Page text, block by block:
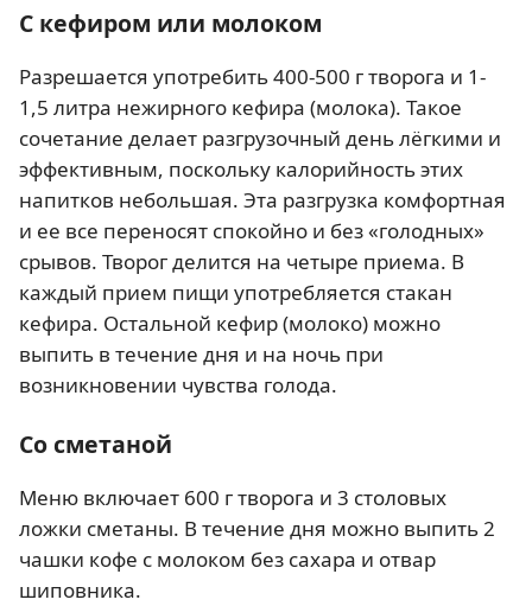
С кефиром или молоком
Разрешается употребить 400-500 г творога и 1-
1,5 литра нежирного кефира (молока). Такое
сочетание делает разгрузочный день лёгкими и
эффективным, поскольку калорийность этих
напитков небольшая. Эта разгрузка комфортная
и ее все переносят спокойно и без «голодных»
срывов. Творог делится на четыре приема. В
каждый прием пищи употребляется стакан
кефира. Остальной кефир (молоко) можно
выпить в течение дня и на ночь при
возникновении чувства голода.
Со сметаной
Меню включает 600 г творога и 3 столовых
ложки сметаны. В течение дня можно выпить 2
чашки кофе с молоком без сахара и отвар
шиповника.